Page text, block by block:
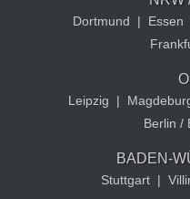
Dortmund | Essen
Leipzig |
Berlin /
BADEN-
Stuttgart |